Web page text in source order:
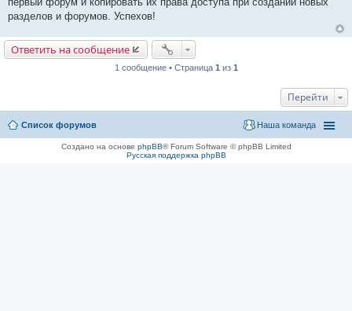
разделов и форумов. Успехов!
Ответить на сообщение
1 сообщение • Страница 1 из 1
Перейти
Список форумов Наша команда
Создано на основе phpBB® Forum Software © phpBB Limited
Русская поддержка phpBB